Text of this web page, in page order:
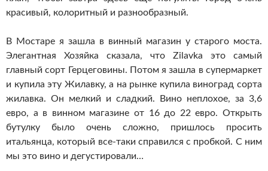
красивый, колоритный и разнообразный.
В Мостаре я зашла в винный магазин у старого моста.
Элегантная Хозяйка сказала, что Zilavka это самый
главный сорт Герцеговины. Потом я зашла в супермаркет
и купила эту Жилавку, а на рынке купила виноград сорта
жилавка. Он мелкий и сладкий. Вино неплохое, за 3,6
евро, а в винном магазине от 16 до 22 евро. Открыть
бутулку было очень сложно, пришлось просить
итальянца, который все-таки справился с пробкой. С ним
мы это вино и дегустировали…